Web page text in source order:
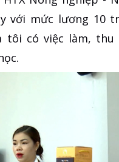
với mức lương 10
tôi có việc làm,